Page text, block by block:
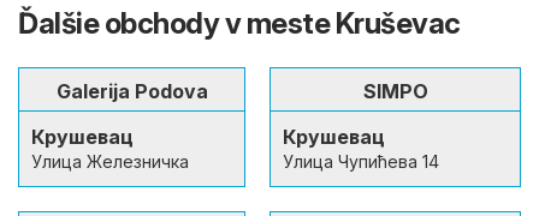
Ďalšie obchody v meste Kruševac
Galerija Podova
Крушевац
Улица Железничка
SIMPO
Крушевац
Улица Чупићева 14